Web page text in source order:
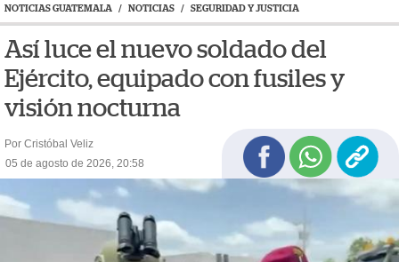
NOTICIAS GUATEMALA / NOTICIAS / SEGURIDAD Y JUSTICIA
Así luce el nuevo soldado del
Ejército, equipado con fusiles y
visión nocturna
Por Cristóbal Veliz
05 de agosto de 2026, 20:58